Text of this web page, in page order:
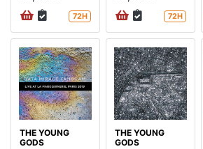
72H 72H
THE YOUNG
GODS
THE YOUNG
GODS